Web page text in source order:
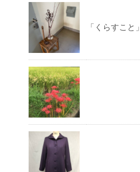
「くらすこと」